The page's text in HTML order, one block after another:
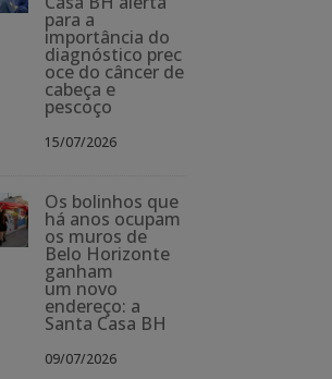
para a
importância do
diagnóstico prec
oce do câncer de
cabeça e
pescoço
15/07/2026
Os bolinhos que
há anos ocupam
os muros de
Belo Horizonte
ganham
um novo
endereço: a
Santa Casa BH
09/07/2026